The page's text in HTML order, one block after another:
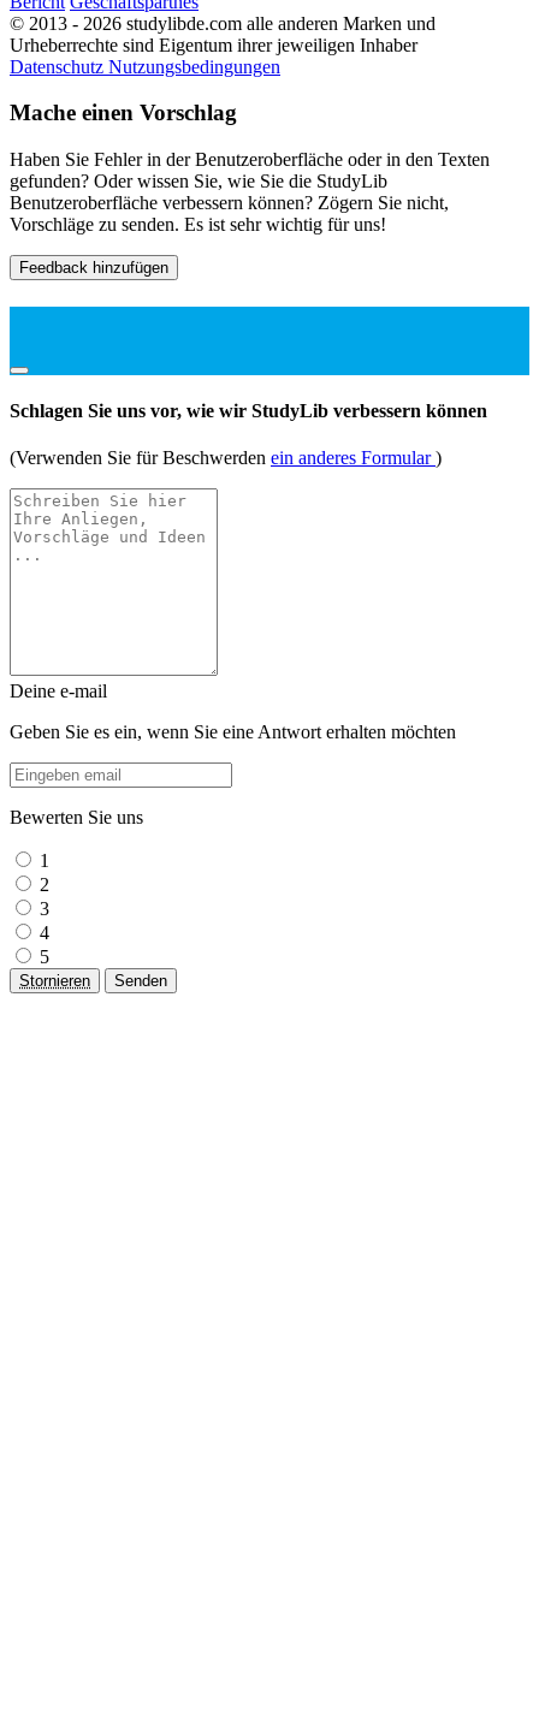
© 2013 - 2026 studylibde.com alle anderen Marken und
Urheberrechte sind Eigentum ihrer jeweiligen Inhaber
Datenschutz Nutzungsbedingungen
Mache einen Vorschlag
Haben Sie Fehler in der Benutzeroberfläche oder in den Texten
gefunden? Oder wissen Sie, wie Sie die StudyLib
Benutzeroberfläche verbessern können? Zögern Sie nicht,
Vorschläge zu senden. Es ist sehr wichtig für uns!
Feedback hinzufügen
Schlagen Sie uns vor, wie wir StudyLib verbessern können
(Verwenden Sie für Beschwerden ein anderes Formular)
Deine e-mail
Geben Sie es ein, wenn Sie eine Antwort erhalten möchten
Bewerten Sie uns
1
2
3
4
5
Stornieren Senden